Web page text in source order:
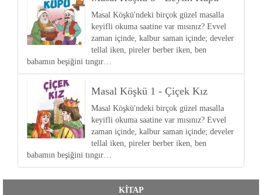
Masal Köşkü'ndeki birçok güzel masalla
keyifli okuma saatine var mısınız? Evvel
zaman içinde, kalbur saman içinde; develer
tellal iken, pireler berber iken, ben
babamın beşiğini tıngır…
Masal Köşkü 1 - Çiçek Kız
Masal Köşkü'ndeki birçok güzel masalla
keyifli okuma saatine var mısınız? Evvel
zaman içinde, kalbur saman içinde; develer
tellal iken, pireler berber iken, ben
babamın beşiğini tıngır…
KİTAP